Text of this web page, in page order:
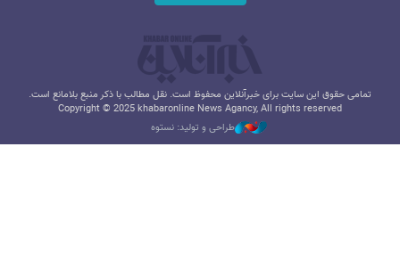
تمامی حقوق این سایت برای خبرآنلاین محفوظ است. نقل مطالب با ذکر منبع بلامانع است.
Copyright © 2025 khabaronline News Agancy, All rights reserved
طراحی و تولید: نستوه